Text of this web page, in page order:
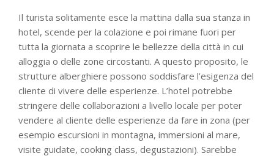
Il turista solitamente esce la mattina dalla sua stanza in
hotel, scende per la colazione e poi rimane fuori per
tutta la giornata a scoprire le bellezze della città in cui
alloggia o delle zone circostanti. A questo proposito, le
strutture alberghiere possono soddisfare l’esigenza del
cliente di vivere delle esperienze. L’hotel potrebbe
stringere delle collaborazioni a livello locale per poter
vendere al cliente delle esperienze da fare in zona (per
esempio escursioni in montagna, immersioni al mare,
visite guidate, cooking class, degustazioni). Sarebbe